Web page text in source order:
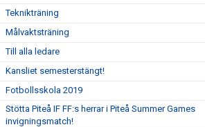
Teknikträning
Målvaktsträning
Till alla ledare
Kansliet semesterstängt!
Fotbollsskola 2019
Stötta Piteå IF FF:s herrar i Piteå Summer Games
invigningsmatch!